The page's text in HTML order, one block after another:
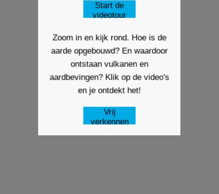
Start de
videotour
Zoom in en kijk rond. Hoe is de
aarde opgebouwd? En waardoor
ontstaan vulkanen en
aardbevingen? Klik op de video's
en je ontdekt het!
Vrij
verkennen